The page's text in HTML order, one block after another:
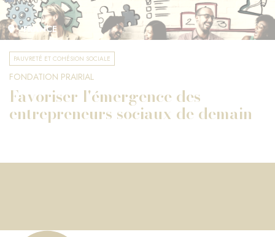
FRANCE
PAUVRETÉ ET COHÉSION SOCIALE
FONDATION PRAIRIAL
Favoriser l'émergence des
entrepreneurs sociaux de demain